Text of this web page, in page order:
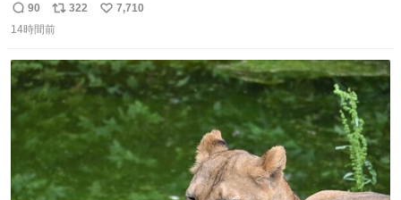
返
信
90
リ
ポ
ト
数
322
い
数
7,710
14時間前